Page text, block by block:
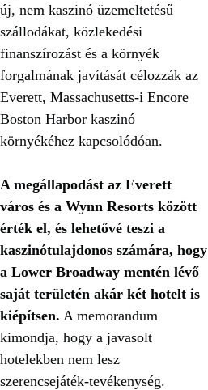
új, nem kaszinó üzemeltetésű
szállodákat, közlekedési
finanszírozást és a környék
forgalmának javítását célozzák az
Everett, Massachusetts-i Encore
Boston Harbor kaszinó
környékéhez kapcsolódóan.
A megállapodást az Everett
város és a Wynn Resorts között
érték el, és lehetővé teszi a
kaszinótulajdonos számára, hogy
a Lower Broadway mentén lévő
saját területén akár két hotelt is
kiépítsen. A memorandum
kimondja, hogy a javasolt
hotelekben nem lesz
szerencsejáték-tevékenység.